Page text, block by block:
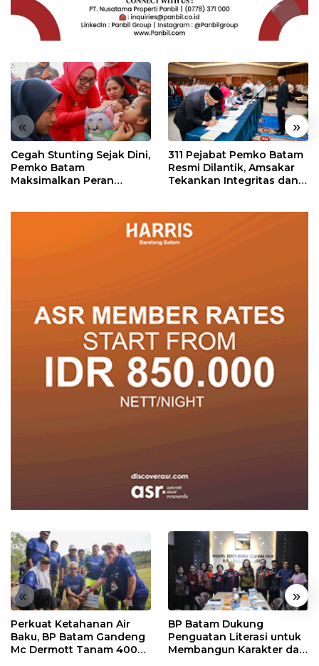
« »
Cegah Stunting Sejak Dini,
Pemko Batam
Maksimalkan Peran
311 Pejabat Pemko Batam
Resmi Dilantik, Amsakar
Tekankan Integritas dan
« »
Perkuat Ketahanan Air
Baku, BP Batam Gandeng
Mc Dermott Tanam 400
BP Batam Dukung
Penguatan Literasi untuk
Membangun Karakter dan